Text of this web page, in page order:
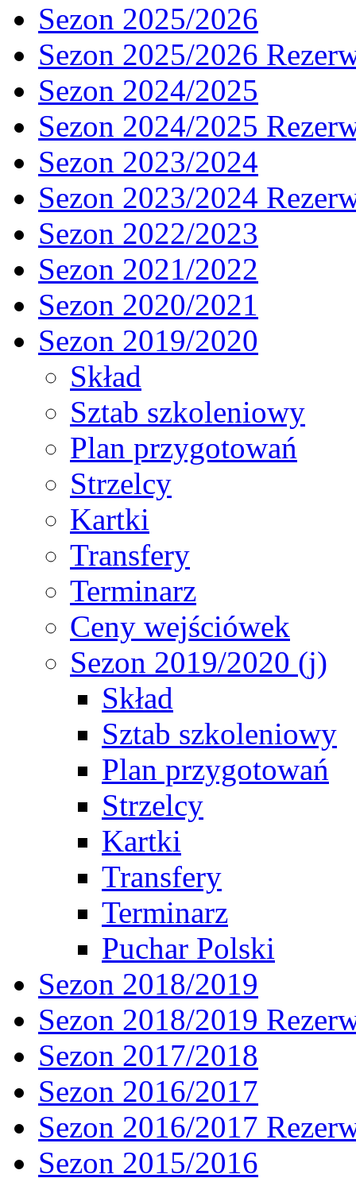
Sezon 2025/2026
Sezon 2025/2026
Sezon 2024/2025
Sezon 2024/2025
Sezon 2023/2024
Sezon 2023/2024
Sezon 2022/2023
Sezon 2021/2022
Sezon 2020/2021
Sezon 2019/2020
Skład
Sztab szkoleniowy
Plan przygotowań
Strzelcy
Kartki
Transfery
Terminarz
Ceny wejściówek
Sezon 2019/2020 (j)
Skład
Sztab szkoleniowy
Plan przygotowań
Strzelcy
Kartki
Transfery
Terminarz
Puchar Polski
Sezon 2018/2019
Sezon 2018/2019
Sezon 2017/2018
Sezon 2016/2017
Sezon 2016/2017
Sezon 2015/2016